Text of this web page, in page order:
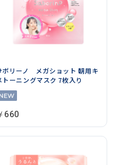
ボリーノ メガショット 朝用キ
トーニングマスク 7枚入り
660